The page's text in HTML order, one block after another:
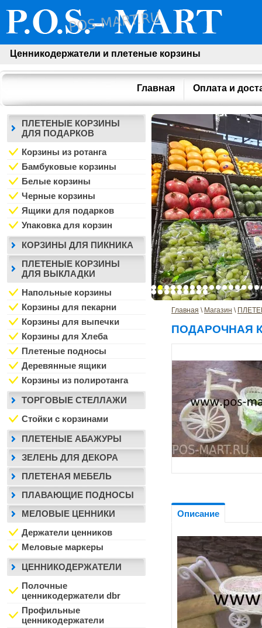
Ценникодержатели и плетеные корзины
Главная Оплата и
Главная \ Магазин \
ПОДАРОЧНАЯ
Описание
ПЛЕТЕНЫЕ КОРЗИНЫ
ДЛЯ ПОДАРКОВ
Корзины из ротанга
Бамбуковые корзины
Белые корзины
Черные корзины
Ящики для подарков
Упаковка для корзин
КОРЗИНЫ ДЛЯ ПИКНИКА
ПЛЕТЕНЫЕ КОРЗИНЫ
ДЛЯ ВЫКЛАДКИ
Напольные корзины
Корзины для пекарни
Корзины для выпечки
Корзины для Хлеба
Плетеные подносы
Деревянные ящики
Корзины из полиротанга
ТОРГОВЫЕ СТЕЛЛАЖИ
Стойки с корзинами
ПЛЕТЕНЫЕ АБАЖУРЫ
ЗЕЛЕНЬ ДЛЯ ДЕКОРА
ПЛЕТЕНАЯ МЕБЕЛЬ
ПЛАВАЮЩИЕ ПОДНОСЫ
МЕЛОВЫЕ ЦЕННИКИ
Держатели ценников
Меловые маркеры
ЦЕННИКОДЕРЖАТЕЛИ
Полочные
ценникодержатели dbr
Профильные
ценникодержатели